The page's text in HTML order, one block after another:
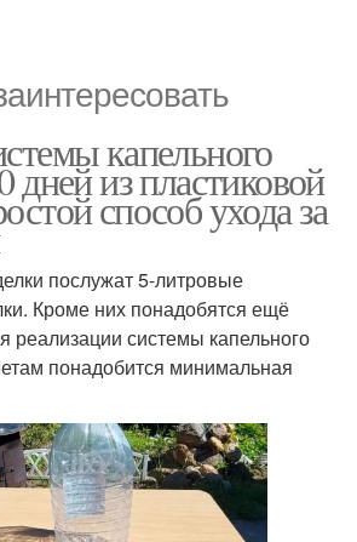
капельного
дней из пластиковой
способ ухода за
послужат 5-литровые
Кроме них понадобятся ещё
реализации системы капельного
понадобится минимальная